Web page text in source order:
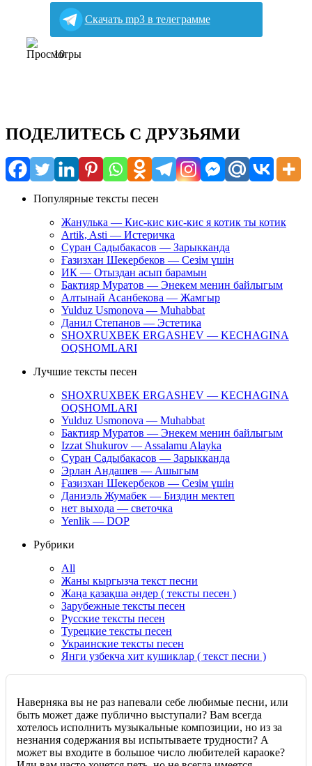
Скачать mp3 в телеграмме
10
ПОДЕЛИТЕСЬ С ДРУЗЬЯМИ
Популярные тексты песен
Жанулька — Кис-кис кис-кис я котик ты котик
Artik, Asti — Истеричка
Суран Садыбакасов — Зарыкканда
Ғазизхан Шекербеков — Сезім үшін
ИК — Отыздан асып барамын
Бактияр Муратов — Энекем менин байлыгым
Алтынай Асанбекова — Жамгыр
Yulduz Usmonova — Muhabbat
Данил Степанов — Эстетика
SHOXRUXBEK ERGASHEV — KECHAGINA
OQSHOMLARI
Лучшие тексты песен
SHOXRUXBEK ERGASHEV — KECHAGINA
OQSHOMLARI
Yulduz Usmonova — Muhabbat
Бактияр Муратов — Энекем менин байлыгым
Izzat Shukurov — Assalamu Alayka
Суран Садыбакасов — Зарыкканда
Эрлан Андашев — Ашыгым
Ғазизхан Шекербеков — Сезім үшін
Даниэль Жумабек — Биздин мектеп
нет выхода — светочка
Yenlik — DOP
Рубрики
All
Жаны кыргызча текст песни
Жаңа қазақша әндер ( тексты песен )
Зарубежные тексты песен
Русские тексты песен
Турецкие тексты песен
Украинские тексты песен
Янги узбекча хит кушиклар ( текст песни )
Наверняка вы не раз напевали себе любимые песни, или
быть может даже публично выступали? Вам всегда
хотелось исполнить музыкальные композиции, но из за
незнания содержания вы испытываете трудности? А
может вы входите в большое число любителей караоке?